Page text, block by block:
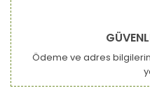
Ödeme ve adres